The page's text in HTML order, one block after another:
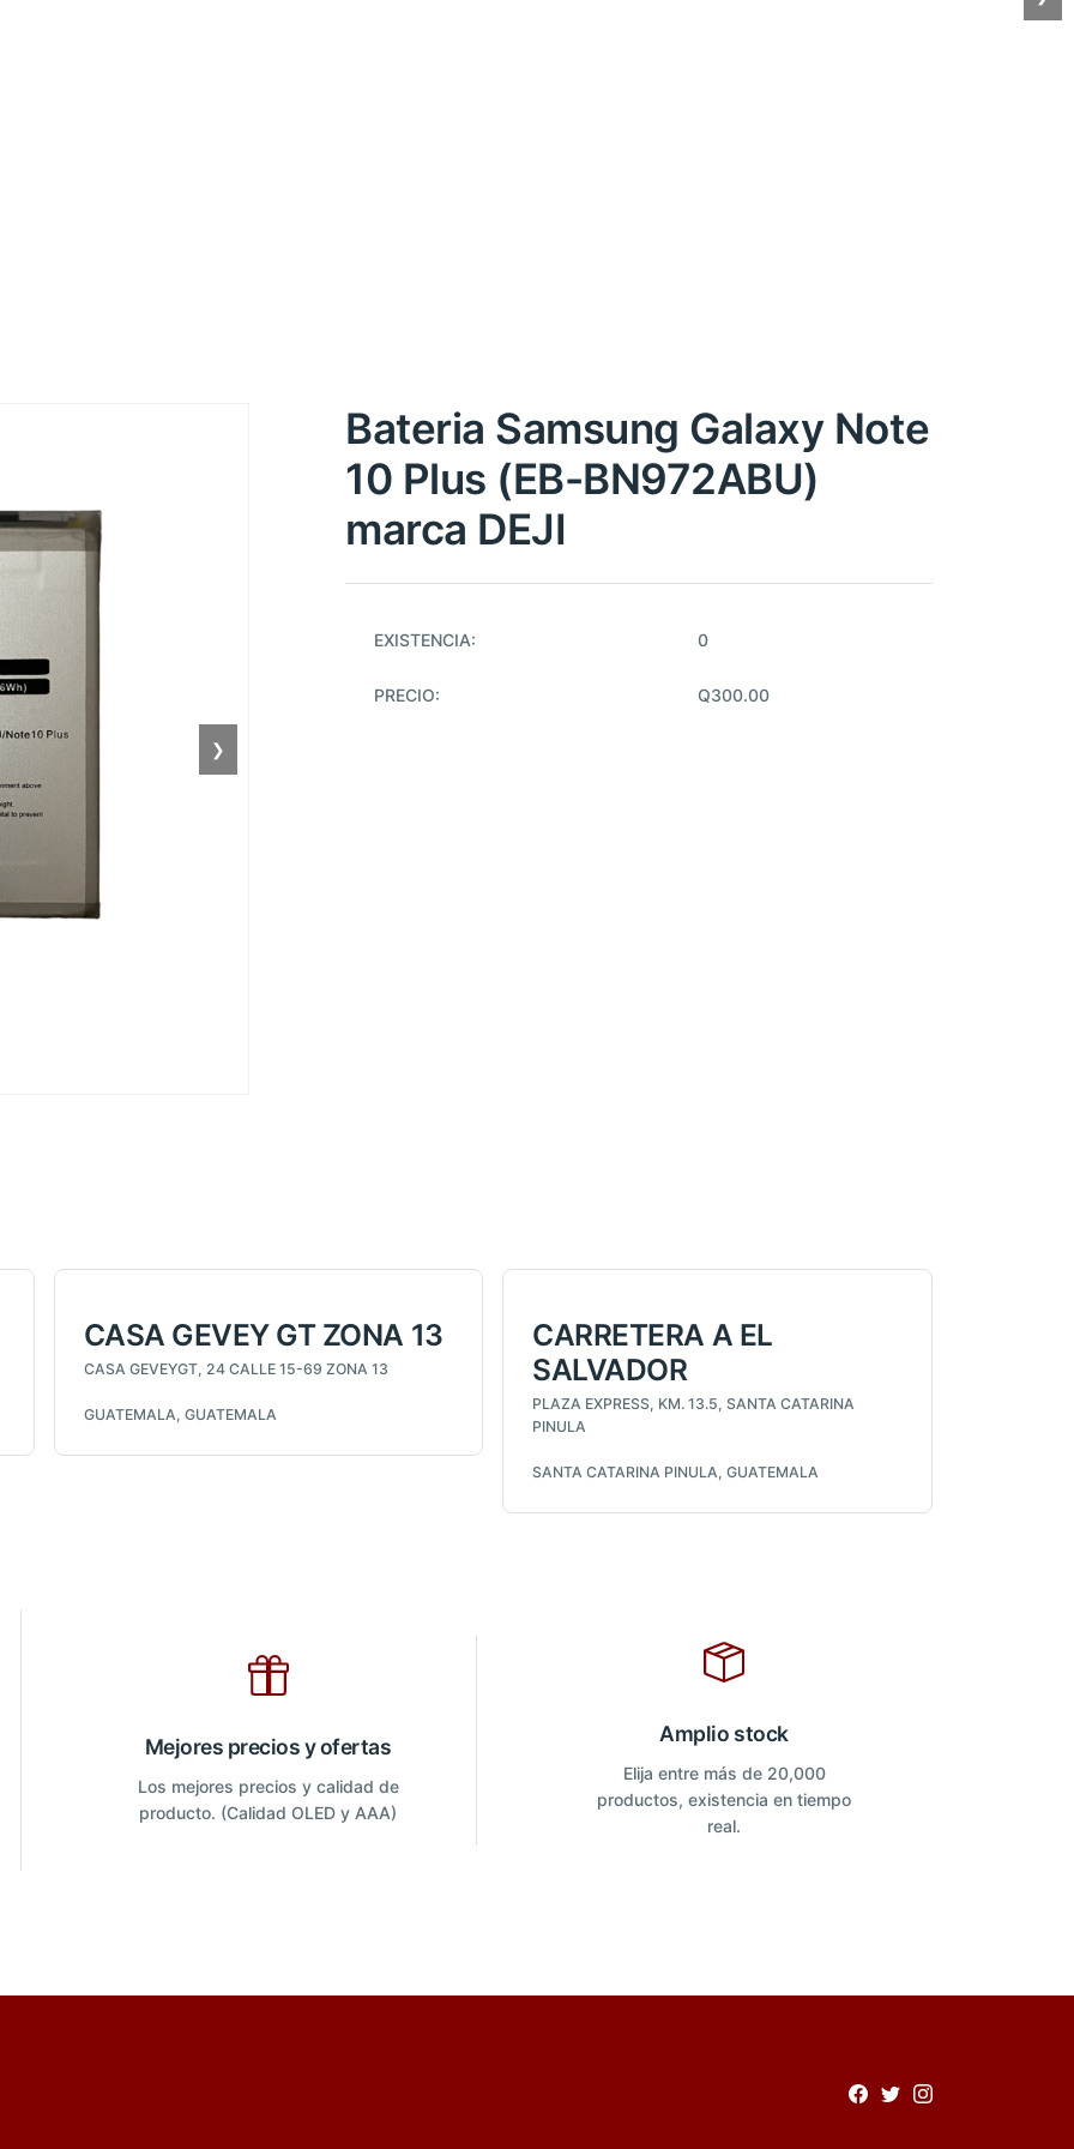
❯
Bateria Samsung Galaxy Note
10 Plus (EB-BN972ABU)
marca DEJI
EXISTENCIA: 0
PRECIO: Q300.00
CASA GEVEY GT ZONA 13
CASA GEVEYGT, 24 CALLE 15-69 ZONA 13
GUATEMALA, GUATEMALA
CARRETERA A EL
SALVADOR
PLAZA EXPRESS, KM. 13.5, SANTA CATARINA
PINULA
SANTA CATARINA PINULA, GUATEMALA
Mejores precios y ofertas
Los mejores precios y calidad de
producto. (Calidad OLED y AAA)
Amplio stock
Elija entre más de 20,000
productos, existencia en tiempo
real.